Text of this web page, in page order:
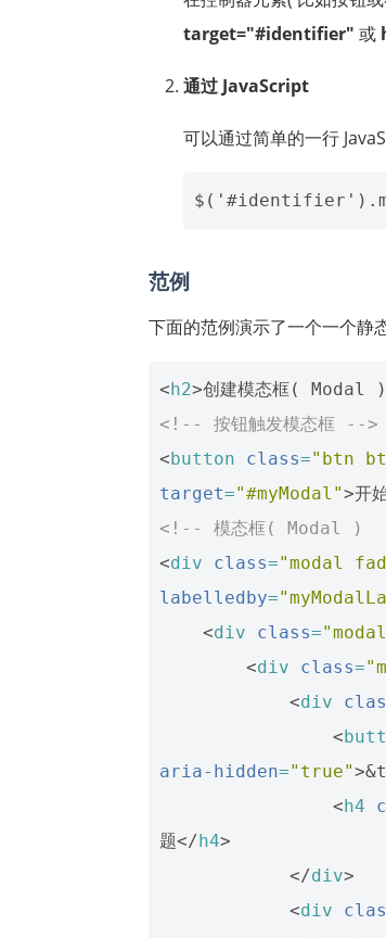
target="#identifier" 或
通过 JavaScript
可以通过简单的一行
范例
下面的范例演示了一个一个静
<h2>创建模态框( Modal
<!-- 按钮触发模态框 -->
<button class="btn
target="#myModal">开
<!-- 模态框( Modal )
<div class="modal
labelledby=
<div class=
<div class=
<div
<
aria-hidden="true">
<h4
题</h4>
</div>
<div